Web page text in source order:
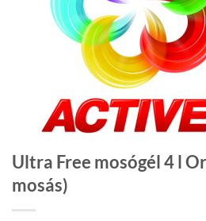
Ultra Free mosógél 4 l
mosás)